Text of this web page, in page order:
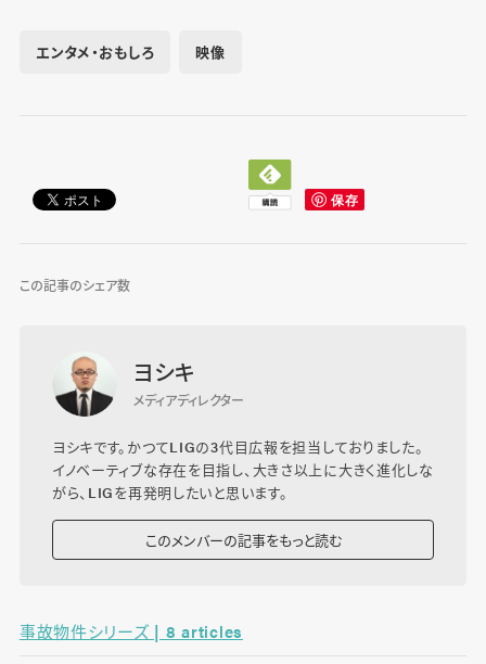
エンタメ・おもしろ 映像
この記事のシェア数
ヨシキ
メディアディレクター
ヨシキです。かつてLIGの3代目広報を担当しておりました。
イノベーティブな存在を目指し、大きさ以上に大きく進化しな
がら、LIGを再発明したいと思います。
このメンバーの記事をもっと読む
事故物件シリーズ | 8 articles